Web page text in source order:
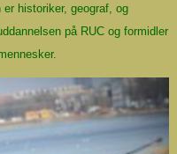
historiker, geograf, og
på RUC og formidler